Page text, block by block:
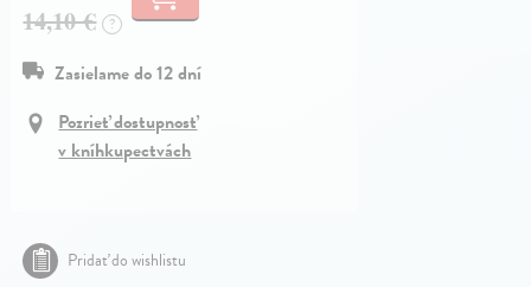
14,10 €
?
Zasielame do 12 dní
Pozrieť dostupnosť
v kníhkupectvách
Pridať do wishlistu